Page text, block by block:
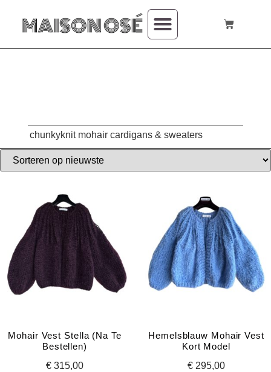
chunkyknit mohair cardigans & sweaters
Mohair Vest Stella (na Te
Bestellen)
€ 315,00
Hemelsblauw Mohair Vest
Kort Model
€ 295,00